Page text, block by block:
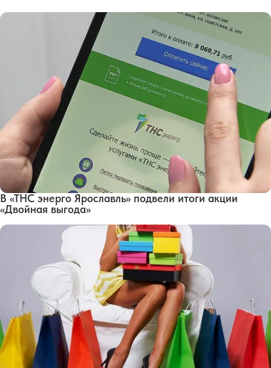
В «ТНС энерго Ярославль» подвели итоги акции
«Двойная выгода»